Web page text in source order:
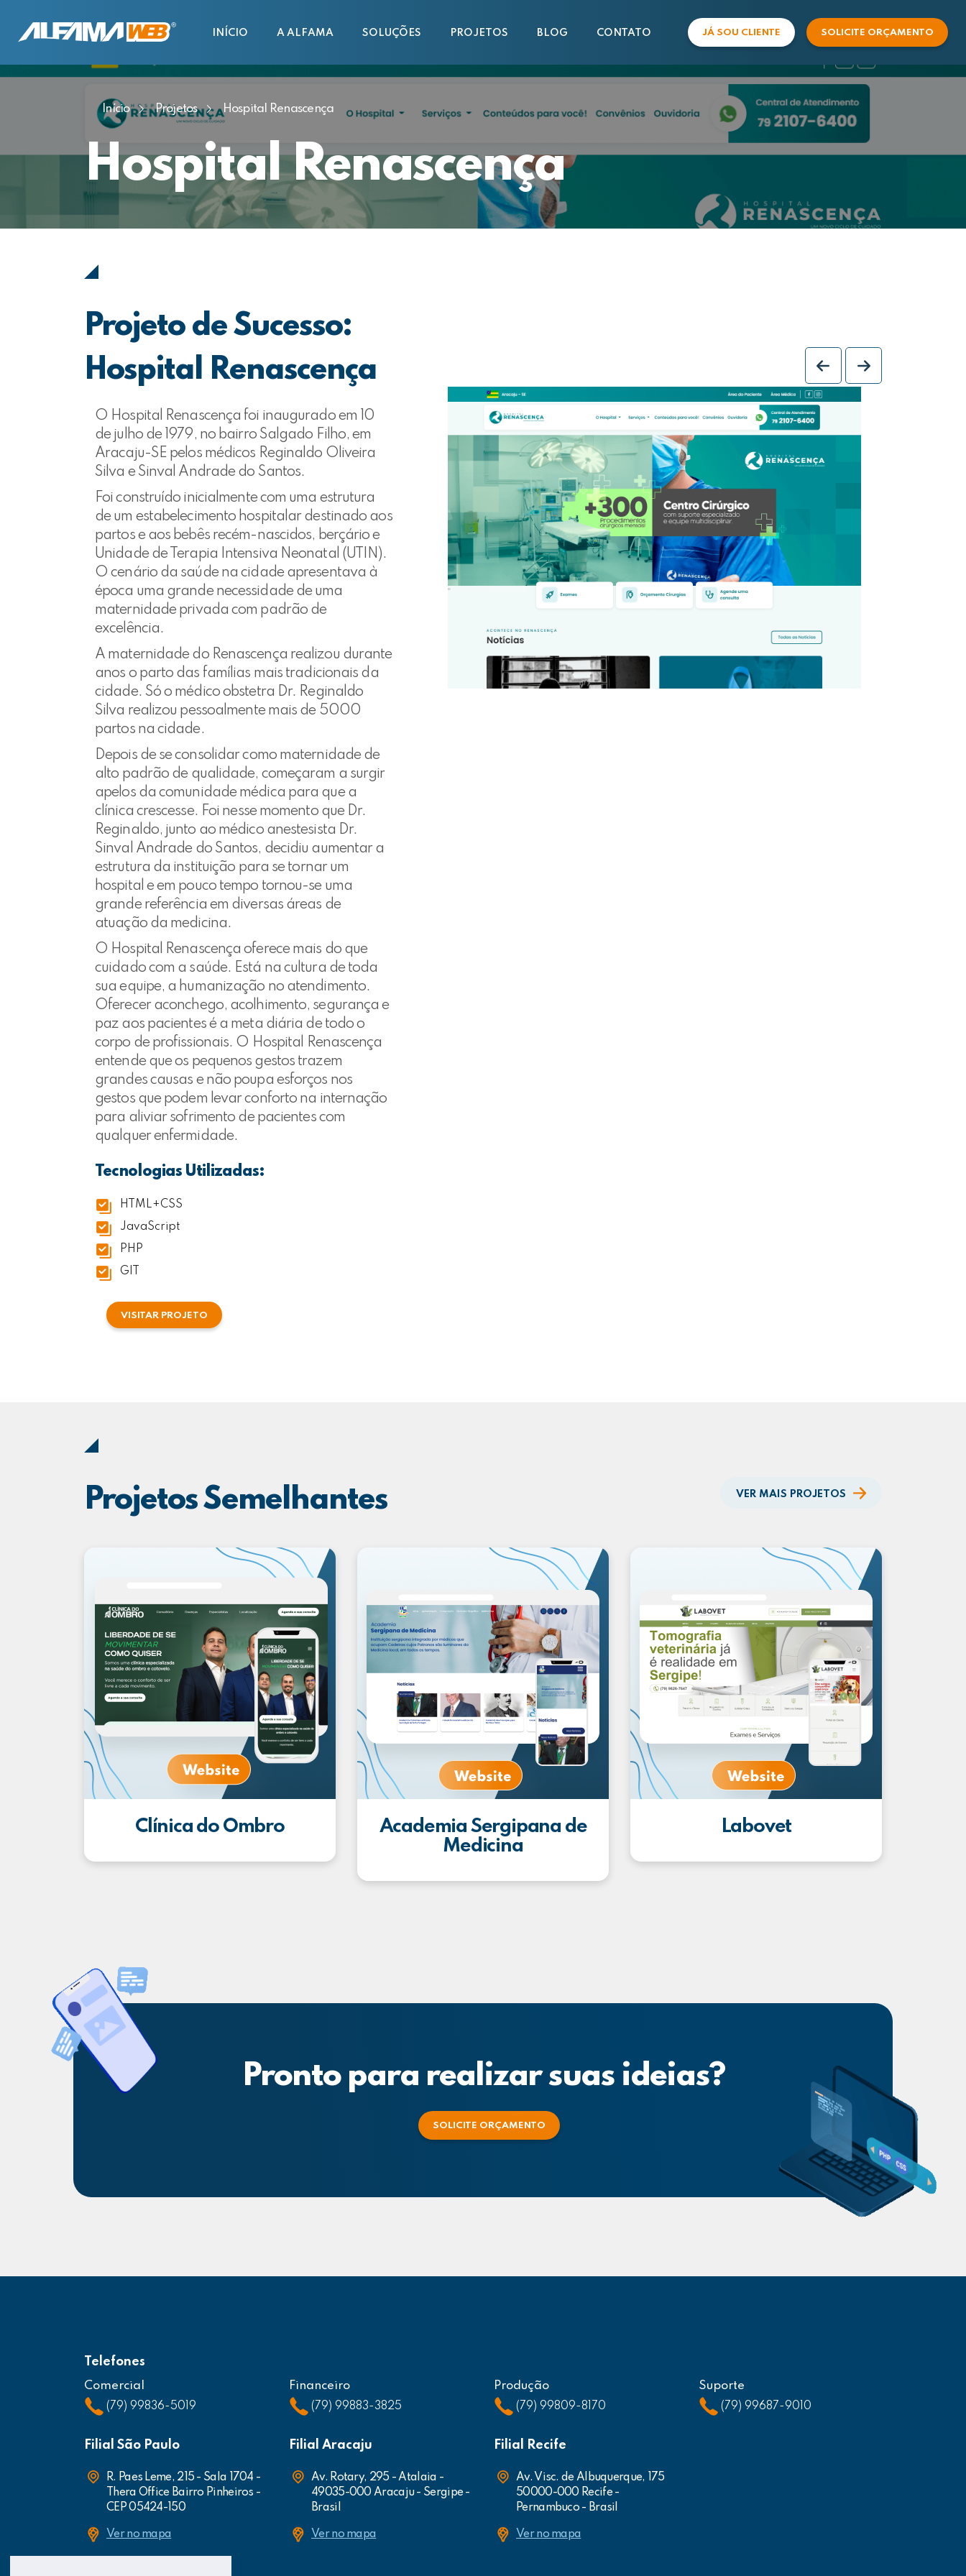
INÍCIO A ALFAMA SOLUÇÕES PROJETOS BLOG CONTATO JÁ SOU CLIENTE SOLICITE ORÇAMENTO
COMERCIAL
SUPORTE
Início Projetos Hospital Renascença
Hospital Renascença
Projeto de Sucesso:
Hospital Renascença
O Hospital Renascença foi inaugurado em 10
de julho de 1979, no bairro Salgado Filho, em
Aracaju-SE pelos médicos Reginaldo Oliveira
Silva e Sinval Andrade do Santos.
Foi construído inicialmente com uma estrutura
de um estabelecimento hospitalar destinado aos
partos e aos bebês recém-nascidos, berçário e
Unidade de Terapia Intensiva Neonatal (UTIN).
O cenário da saúde na cidade apresentava à
época uma grande necessidade de uma
maternidade privada com padrão de
excelência.
A maternidade do Renascença realizou durante
anos o parto das famílias mais tradicionais da
cidade. Só o médico obstetra Dr. Reginaldo
Silva realizou pessoalmente mais de 5000
partos na cidade.
Depois de se consolidar como maternidade de
alto padrão de qualidade, começaram a surgir
apelos da comunidade médica para que a
clínica crescesse. Foi nesse momento que Dr.
Reginaldo, junto ao médico anestesista Dr.
Sinval Andrade do Santos, decidiu aumentar a
estrutura da instituição para se tornar um
hospital e em pouco tempo tornou-se uma
grande referência em diversas áreas de
atuação da medicina.
O Hospital Renascença oferece mais do que
cuidado com a saúde. Está na cultura de toda
sua equipe, a humanização no atendimento.
Oferecer aconchego, acolhimento, segurança e
paz aos pacientes é a meta diária de todo o
corpo de profissionais. O Hospital Renascença
entende que os pequenos gestos trazem
grandes causas e não poupa esforços nos
gestos que podem levar conforto na internação
para aliviar sofrimento de pacientes com
qualquer enfermidade.
Tecnologias Utilizadas:
HTML+CSS
JavaScript
PHP
GIT
VISITAR PROJETO
Projetos Semelhantes VER MAIS PROJETOS
Clínica do Ombro
Academia Sergipana de
Medicina
Labovet
Pronto para realizar suas ideias?
SOLICITE ORÇAMENTO
Telefones
Comercial
(79) 99836-5019
Financeiro
(79) 99883-3825
Produção
(79) 99809-8170
Suporte
(79) 99687-9010
Filial São Paulo
R. Paes Leme, 215 - Sala 1704 -
Thera Office Bairro Pinheiros -
CEP 05424-150
Ver no mapa
Filial Aracaju
Av. Rotary, 295 - Atalaia -
49035-000 Aracaju - Sergipe -
Brasil
Ver no mapa
Filial Recife
Av. Visc. de Albuquerque, 175
50000-000 Recife -
Pernambuco - Brasil
Ver no mapa